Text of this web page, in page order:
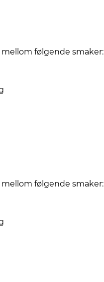
følgende smaker:
følgende smaker: